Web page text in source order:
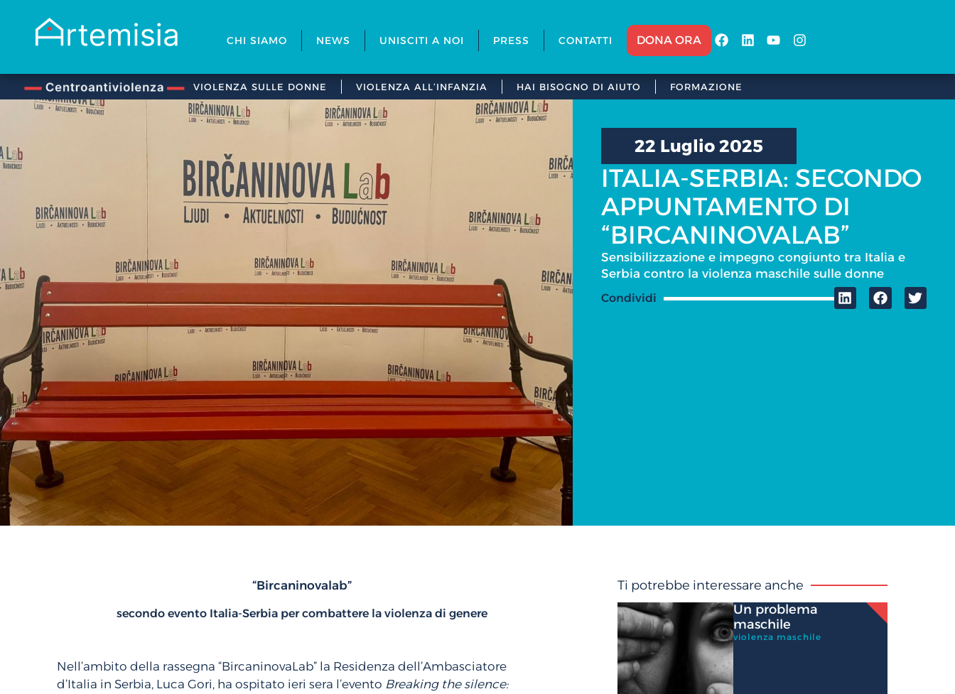
CHI SIAMO NEWS UNISCITI A NOI PRESS CONTATTI DONA ORA
VIOLENZA SULLE DONNE VIOLENZA ALL’INFANZIA HAI BISOGNO DI AIUTO FORMAZIONE
22 Luglio 2025
ITALIA-SERBIA: SECONDO
APPUNTAMENTO DI
“BIRCANINOVALAB”
Sensibilizzazione e impegno congiunto tra Italia e
Serbia contro la violenza maschile sulle donne
Condividi
“Bircaninovalab”
secondo evento Italia-Serbia per combattere la violenza di genere
Nell’ambito della rassegna “BircaninovaLab” la Residenza dell’Ambasciatore
d’Italia in Serbia, Luca Gori, ha ospitato ieri sera l’evento Breaking the silence:
Ti potrebbe interessare anche
Un problema
maschile
violenza maschile